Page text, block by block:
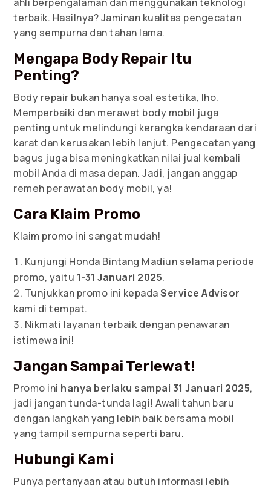
terbaik. Hasilnya? Jaminan kualitas pengecatan
yang sempurna dan tahan lama.
Mengapa Body Repair Itu
Penting?
Body repair bukan hanya soal estetika, lho.
Memperbaiki dan merawat body mobil juga
penting untuk melindungi kerangka kendaraan dari
karat dan kerusakan lebih lanjut. Pengecatan yang
bagus juga bisa meningkatkan nilai jual kembali
mobil Anda di masa depan. Jadi, jangan anggap
remeh perawatan body mobil, ya!
Cara Klaim Promo
Klaim promo ini sangat mudah!
Kunjungi Honda Bintang Madiun selama periode
promo, yaitu 1-31 Januari 2025.
Tunjukkan promo ini kepadaService Advisor
kami di tempat.
Nikmati layanan terbaik dengan penawaran
istimewa ini!
Jangan Sampai Terlewat!
Promo ini hanya berlaku sampai 31 Januari 2025,
jadi jangan tunda-tunda lagi! Awali tahun baru
dengan langkah yang lebih baik bersama mobil
yang tampil sempurna seperti baru.
Hubungi Kami
Punya pertanyaan atau butuh informasi lebih